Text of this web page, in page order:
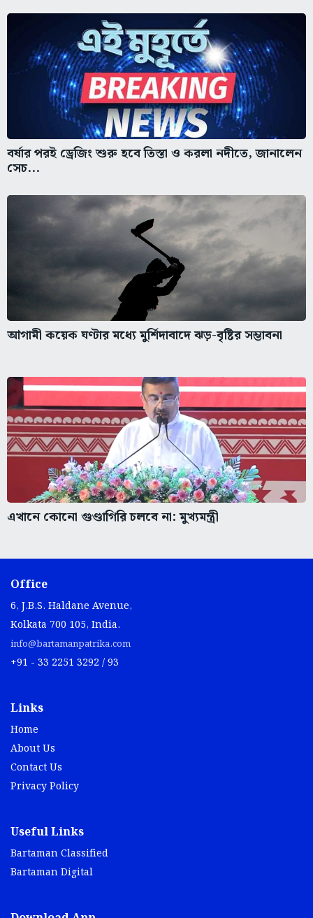
বর্ষার পরই ড্রেজিং শুরু হবে তিস্তা ও করলা নদীতে, জানালেন
সেচ...
আগামী কয়েক ঘণ্টার মধ্যে মুর্শিদাবাদে ঝড়-বৃষ্টির সম্ভাবনা
এখানে কোনো গুণ্ডাগিরি চলবে না: মুখ্যমন্ত্রী
Office
6, J.B.S. Haldane Avenue,
Kolkata 700 105, India.
info@bartamanpatrika.com
+91 - 33 2251 3292 / 93
Links
Home
About Us
Contact Us
Privacy Policy
Useful Links
Bartaman Classified
Bartaman Digital